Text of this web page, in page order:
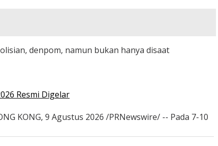
denpom, namun bukan hanya disaat
Resmi Digelar
KONG, 9 Agustus 2026 /PRNewswire/ -- Pada 7-10